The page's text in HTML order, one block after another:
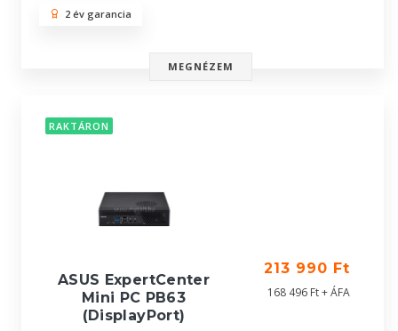
2 év garancia
MEGNÉZEM
RAKTÁRON
ASUS ExpertCenter
Mini PC PB63
(DisplayPort)
213 990 Ft
168 496 Ft + ÁFA